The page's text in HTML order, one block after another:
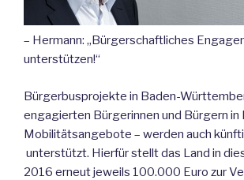
– Hermann: „Bürgerschaftliches
unterstützen!“
Bürgerbusprojekte in Baden-
engagierten Bürgerinnen und Bürgern in
Mobilitätsangebote – werden auch
unterstützt. Hierfür stellt das Land in
2016 erneut jeweils 100.000 Euro zur